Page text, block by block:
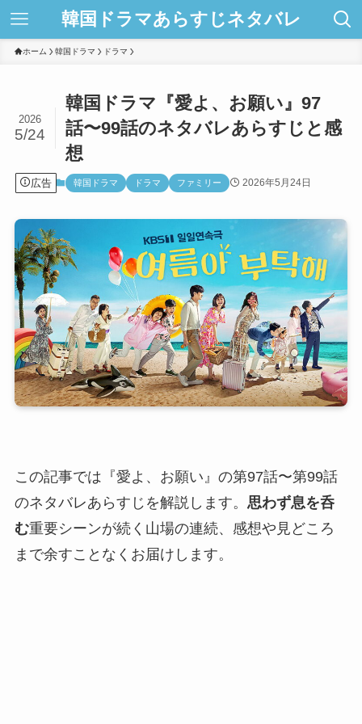
韓国ドラマあらすじネタバレ
ホーム 韓国ドラマ ドラマ
韓国ドラマ『愛よ、お願い』97
話〜99話のネタバレあらすじと感
想
2026
5/24
広告 韓国ドラマ ドラマ ファミリー 2026年5月24日
この記事では『愛よ、お願い』の第97話〜第99話
のネタバレあらすじを解説します。 思わず息を呑
む重要シーンが続く山場の連続、感想や見どころ
まで余すことなくお届けします。